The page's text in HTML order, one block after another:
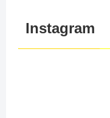
Instagram